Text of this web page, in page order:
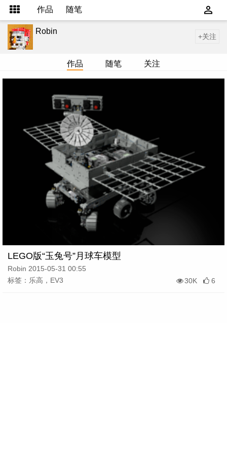
作品 随笔
Robin
+关注
作品 随笔 关注
LEGO版“玉兔号”月球车模型
Robin 2015-05-31 00:55
标签：乐高，EV3
30K 6